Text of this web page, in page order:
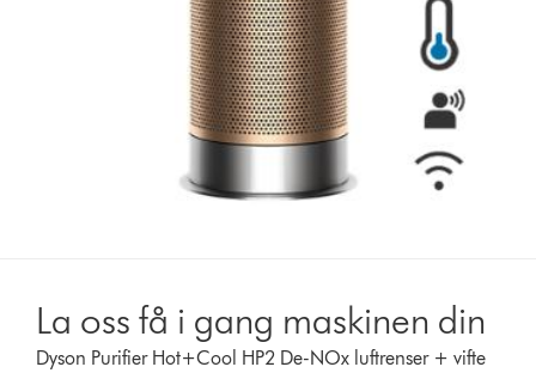
La oss få i gang maskinen din
Dyson Purifier Hot+Cool HP2 De-NOx luftrenser + vifte